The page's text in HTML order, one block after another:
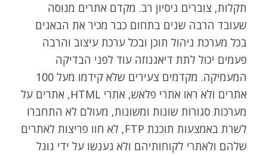
תקלות, צוברים ניסיון רב. מקדם אתרים מנוסה
שעובד הרבה שנים בתחום כבר מכיר את הבאגים
בכל מערכת ניהול תוכן ובכל ערכת עיצוב והרבה
פעמים יכול לתת דיאגנוזה עוד לפני הבדיקה
המעמיקה. מקדמים צעירים שלא קידמו מעל 100
אתרים ולא ראו אתרי פלאש, אתרי HTML, אתרים על
מערכות סגורות שונות ומשונות, מעולם לא התחברו
לשרת באמצעות תוכנת FTP, לא חוו פריצות לאתרים
שלהם ולאתרי לקוחותיהם ולא נענשו על ידי גוגל